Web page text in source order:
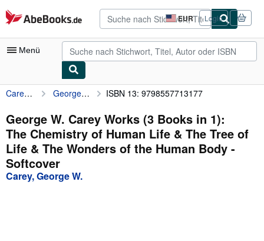
Zum Hauptinhalt
AbeBooks.de EUR
Seite
der
Einkaufseinstellungen.
Login
Menü
Nutzerkonto
Meine Bestellungen
Detailsuche
Sammlungen
Antiquarische Bücher
Carey, George W. George W. Carey Works (3 Books in 1): The Chemistry of Human Life & The Tree of Life & The Wonders of the Human Body ISBN 13: 9798557713177
George W. Carey Works (3 Books in 1):
The Chemistry of Human Life & The Tree of
Life & The Wonders of the Human Body -
Softcover
Carey, George W.